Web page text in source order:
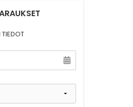
TIEDOT